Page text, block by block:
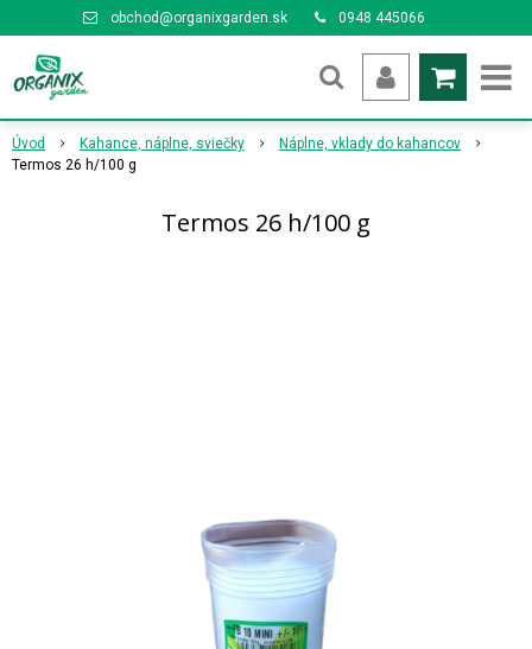
obchod@organixgarden.sk 0948 445066
Úvod Kahance, náplne, sviečky
Náplne, vklady do kahancov
Termos 26 h/100 g
Termos 26 h/100 g